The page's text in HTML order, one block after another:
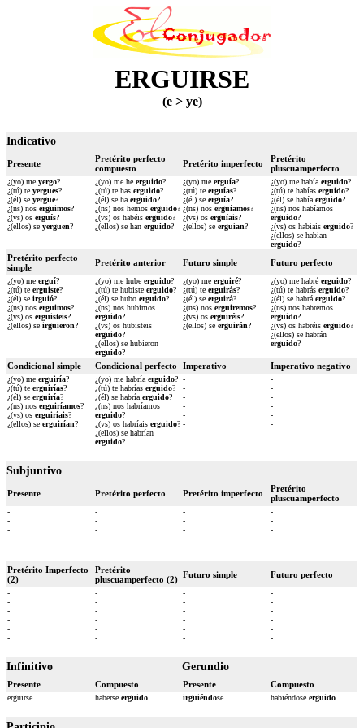
ERGUIRSE
(e > ye)
Indicativo
Presente
Pretérito perfecto
compuesto
Pretérito imperfecto
Pretérito
pluscuamperfecto
¿(yo) me yergo?
¿(tú) te yergues?
¿(él) se yergue?
¿(ns) nos erguimos?
¿(vs) os erguís?
¿(ellos) se yerguen?
¿(yo) me he erguido?
¿(tú) te has erguido?
¿(él) se ha erguido?
¿(ns) nos hemos erguido?
¿(vs) os habéis erguido?
¿(ellos) se han erguido?
¿(yo) me erguía?
¿(tú) te erguías?
¿(él) se erguía?
¿(ns) nos erguíamos?
¿(vs) os erguíais?
¿(ellos) se erguían?
¿(yo) me había erguido?
¿(tú) te habías erguido?
¿(él) se había erguido?
¿(ns) nos habíamos
erguido?
¿(vs) os habíais erguido?
¿(ellos) se habían
erguido?
Pretérito perfecto
simple
Pretérito anterior Futuro simple Futuro perfecto
¿(yo) me erguí?
¿(tú) te erguiste?
¿(él) se irguió?
¿(ns) nos erguimos?
¿(vs) os erguisteis?
¿(ellos) se irguieron?
¿(yo) me hube erguido?
¿(tú) te hubiste erguido?
¿(él) se hubo erguido?
¿(ns) nos hubimos
erguido?
¿(vs) os hubisteis
erguido?
¿(ellos) se hubieron
erguido?
¿(yo) me erguiré?
¿(tú) te erguirás?
¿(él) se erguirá?
¿(ns) nos erguiremos?
¿(vs) os erguiréis?
¿(ellos) se erguirán?
¿(yo) me habré erguido?
¿(tú) te habrás erguido?
¿(él) se habrá erguido?
¿(ns) nos habremos
erguido?
¿(vs) os habréis erguido?
¿(ellos) se habrán
erguido?
Condicional simple Condicional perfecto Imperativo Imperativo negativo
¿(yo) me erguiría?
¿(tú) te erguirías?
¿(él) se erguiría?
¿(ns) nos erguiríamos?
¿(vs) os erguiríais?
¿(ellos) se erguirían?
¿(yo) me habría erguido?
¿(tú) te habrías erguido?
¿(él) se habría erguido?
¿(ns) nos habríamos
erguido?
¿(vs) os habríais erguido?
¿(ellos) se habrían
erguido?
-
-
-
-
-
-
-
-
-
-
-
-
Subjuntivo
Presente Pretérito perfecto Pretérito imperfecto
Pretérito
pluscuamperfecto
-
-
-
-
-
-
-
-
-
-
-
-
-
-
-
-
-
-
-
-
-
-
-
-
Pretérito Imperfecto
(2)
Pretérito
pluscuamperfecto (2) Futuro simple Futuro perfecto
-
-
-
-
-
-
-
-
-
-
-
-
-
-
-
-
-
-
-
-
-
-
-
-
Infinitivo Gerundio
Presente Compuesto Presente Compuesto
erguirse haberse erguido irguiéndose habiéndose erguido